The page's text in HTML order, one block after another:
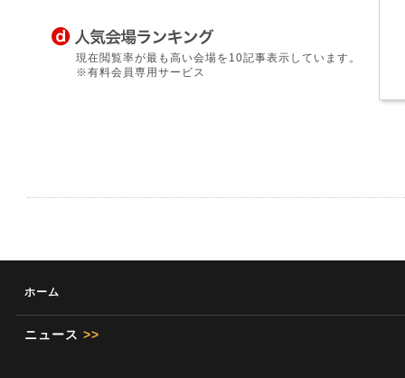
現在閲覧率が最も高い会場を10記事表示しています。
※有料会員専用サービス
ホーム
ニュース >>